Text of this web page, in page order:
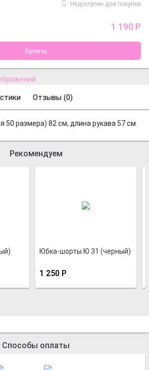
Недоступен для покупки
1 190 Р
Отзывы (0)
50 размера) 82 см, длина рукава 57 см.
Рекомендуем
Юбка-шорты Ю 31 (черный)
1 250 Р
Способы оплаты